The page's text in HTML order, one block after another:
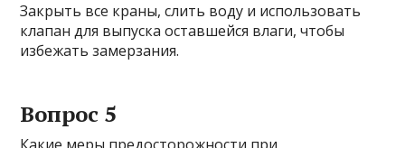
Закрыть все краны, слить воду и использовать
клапан для выпуска оставшейся влаги, чтобы
избежать замерзания.
Вопрос 5